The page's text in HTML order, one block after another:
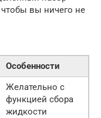
вы ничего не
Особенности
Желательно с
функцией сбора
жидкости